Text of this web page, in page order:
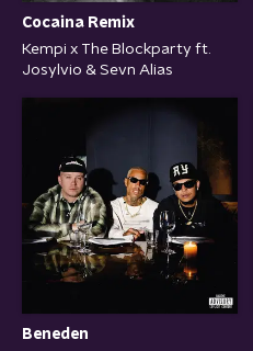
Cocaina Remix
Kempi x The Blockparty ft.
Josylvio & Sevn Alias
Beneden